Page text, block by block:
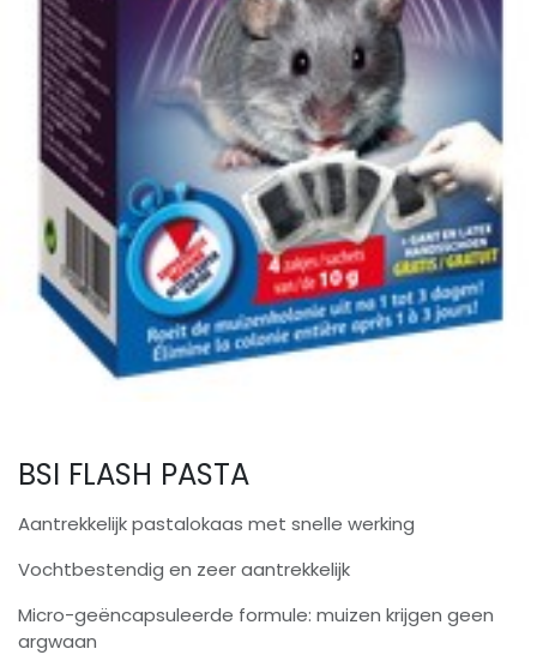
BSI FLASH PASTA
Aantrekkelijk pastalokaas met snelle werking
Vochtbestendig en zeer aantrekkelijk
Micro-geëncapsuleerde formule: muizen krijgen geen
argwaan